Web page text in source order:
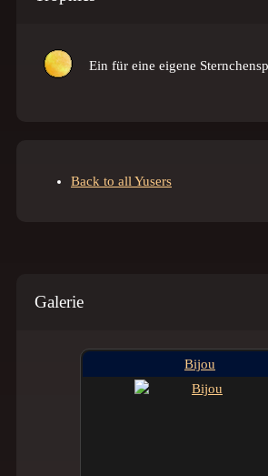
Ein für eine eigene
Back to all Yusers
Galerie
Bijou